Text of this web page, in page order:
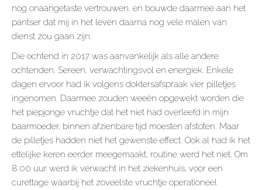
nog onaangetaste vertrouwen, en bouwde daarmee aan het
pantser dat mij in het leven daarna nog vele malen van
dienst zou gaan zijn.
Die ochtend in 2017 was aanvankelijk als alle andere
ochtenden. Sereen, verwachtingsvol en energiek. Enkele
dagen ervoor had ik volgens doktersafspraak vier pilletjes
ingenomen. Daarmee zouden weeën opgewekt worden die
het piepjonge vruchtje dat het niet had overleefd in mijn
baarmoeder, binnen afzienbare tijd moesten afstoten. Maar
de pilletjes hadden niet het gewenste effect. Ook al had ik het
ettelijke keren eerder meegemaakt, routine werd het niet. Om
8.00 uur werd ik verwacht in het ziekenhuis, voor een
curettage waarbij het zoveelste vruchtje operationeel